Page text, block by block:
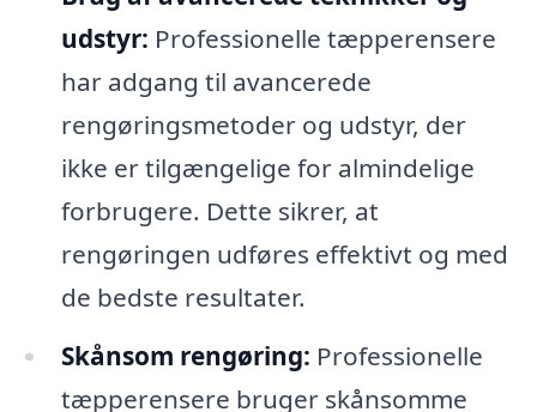
udstyr: Professionelle tæpperensere
har adgang til avancerede
rengøringsmetoder og udstyr, der
ikke er tilgængelige for almindelige
forbrugere. Dette sikrer, at
rengøringen udføres effektivt og med
de bedste resultater.
Skånsom rengøring: Professionelle
tæpperensere bruger skånsomme